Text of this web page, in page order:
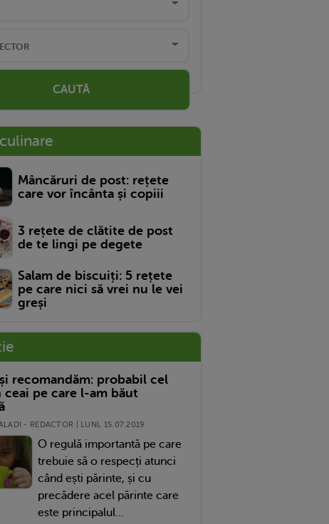
CAUTĂ
Mâncăruri de post: rețete
care vor încânta și copiii
3 rețete de clătite de post
de te lingi pe degete
Salam de biscuiți: 5 rețete
pe care nici să vrei nu le vei
greși
recomandăm: probabil cel
ceai pe care l-am băut
- REDACTOR | LUNI, 15.07.2019
O regulă importantă pe care
trebuie să o respecți atunci
când ești părinte, și cu
precădere acel părinte care
este principalul...